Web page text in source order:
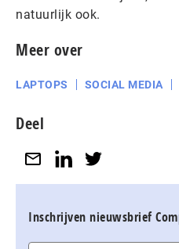
natuurlijk ook.
Meer over
LAPTOPS SOCIAL MEDIA
Deel
Inschrijven nieuwsbrief